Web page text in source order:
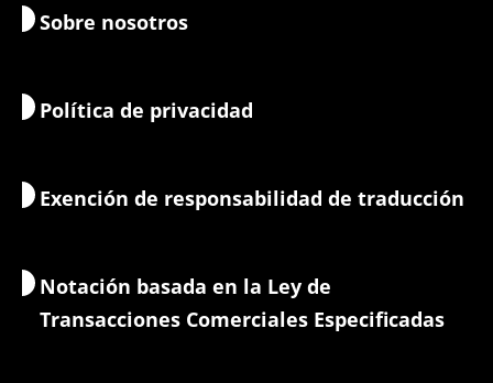
Arte y cultura
Mañana y vida nocturna
Alojamientos
Ejemplos de itinerarios
Recorrer kioto
Mapas y herramientas
Guías-intérpretes
Cambio de moneda/Impuestos
Información de seguridad
Sobre nosotros
Política de privacidad
Exención de responsabilidad de traducción
Notación basada en la Ley de
Transacciones Comerciales Especificadas